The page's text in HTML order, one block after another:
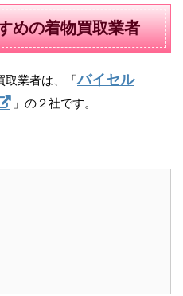
めの着物買取業者
取業者は、「バイセル
」の２社です。